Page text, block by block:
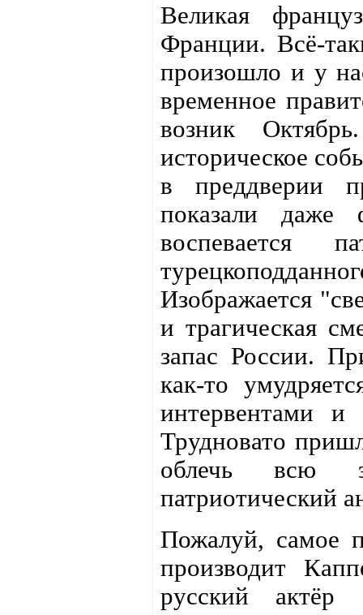
Великая
Франции. Всё-
произошло и у
временное
возник
историческое
в преддверии
показали
воспевается
Изображается
и трагическая
запас России.
как-то
интервентами
Трудновато
облечь всю
патриотический
Пожалуй, самое
производит
русский актёр